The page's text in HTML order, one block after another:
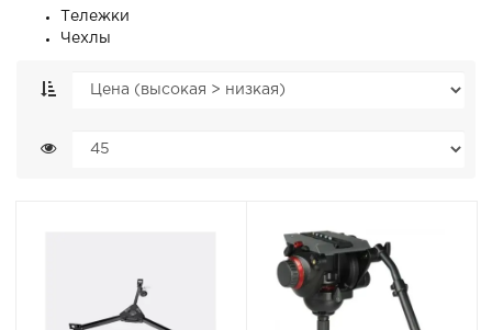
Тележки
Чехлы